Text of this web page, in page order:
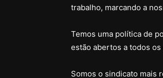
trabalho, marcando a
Temos uma política de
estão abertos a todos
Somos o sindicato mais